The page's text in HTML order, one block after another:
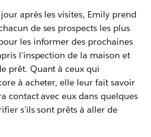
après les visites, Emily prend
de ses prospects les plus
les informer des prochaines
l'inspection de la maison et
prêt. Quant à ceux qui
à acheter, elle leur fait savoir
contact avec eux dans quelques
s'ils sont prêts à aller de